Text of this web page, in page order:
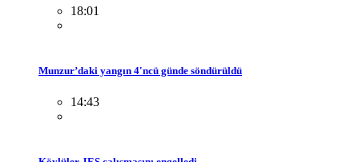
18:01
Munzur’daki yangın 4'ncü günde söndürüldü
14:43